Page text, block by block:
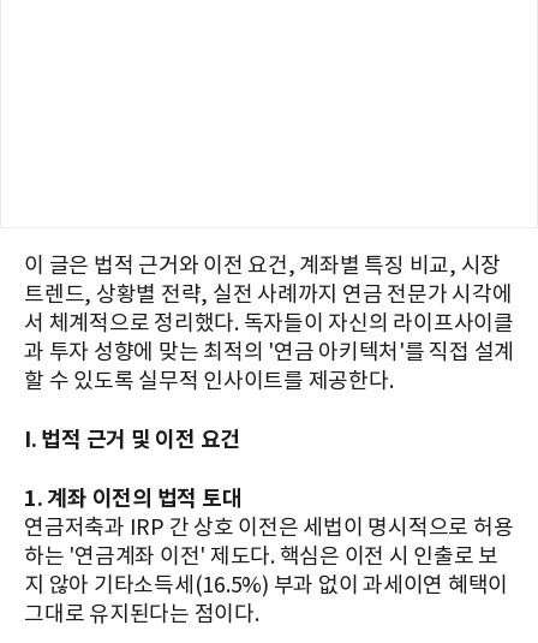
이 글은 법적 근거와 이전 요건, 계좌별 특징 비교, 시장
트렌드, 상황별 전략, 실전 사례까지 연금 전문가 시각에
서 체계적으로 정리했다. 독자들이 자신의 라이프사이클
과 투자 성향에 맞는 최적의 '연금 아키텍처'를 직접 설계
할 수 있도록 실무적 인사이트를 제공한다.
I. 법적 근거 및 이전 요건
1. 계좌 이전의 법적 토대
연금저축과 IRP 간 상호 이전은 세법이 명시적으로 허용
하는 '연금계좌 이전' 제도다. 핵심은 이전 시 인출로 보
지 않아 기타소득세(16.5%) 부과 없이 과세이연 혜택이
그대로 유지된다는 점이다.